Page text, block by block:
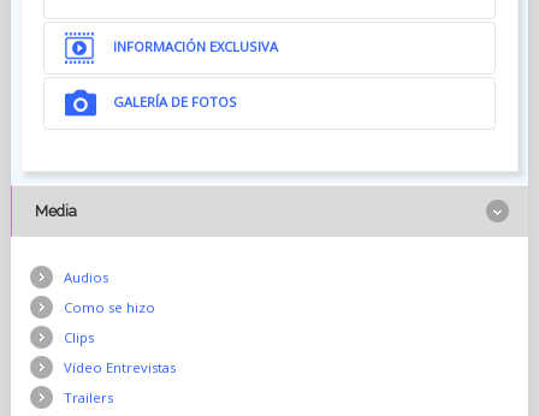
INFORMACIÓN EXCLUSIVA
GALERÍA DE FOTOS
Media
Audios
Como se hizo
Clips
Vídeo Entrevistas
Trailers